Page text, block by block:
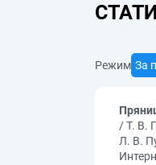
Режим За
/ Т. В.
Л. В.